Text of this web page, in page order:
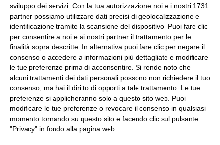
sviluppo dei servizi. Con la tua autorizzazione noi e i nostri 1731
partner possiamo utilizzare dati precisi di geolocalizzazione e
identificazione tramite la scansione del dispositivo. Puoi fare clic
per consentire a noi e ai nostri partner il trattamento per le
finalità sopra descritte. In alternativa puoi fare clic per negare il
consenso o accedere a informazioni più dettagliate e modificare
le tue preferenze prima di acconsentire. Si rende noto che
alcuni trattamenti dei dati personali possono non richiedere il tuo
consenso, ma hai il diritto di opporti a tale trattamento. Le tue
preferenze si applicheranno solo a questo sito web. Puoi
modificare le tue preferenze o revocare il consenso in qualsiasi
momento tornando su questo sito e facendo clic sul pulsante
"Privacy" in fondo alla pagina web.
Fateci sapere cos’è che non vogliamo condannare, così,
per regolarsi.
Dove sei?
Wittgenstein è il blog di Luca Sofri, il fondatore e
direttore editoriale del giornale online il Post. Forse
sei qui perché conosci già il Post, o forse sei
capitato qui per altri giri.